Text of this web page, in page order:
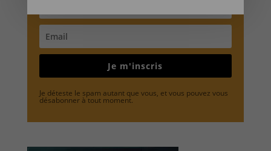
Je m'inscris
Je déteste le spam autant que vous, et vous pouvez vous
désabonner à tout moment.